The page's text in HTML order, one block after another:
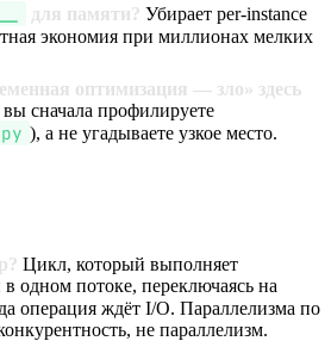
для памяти? Убирает per-instance
экономия при миллионах мелких
оптимизация — зло» здесь
сначала профилируете
), а не угадываете узкое место.
Цикл, который выполняет
одном потоке, переключаясь на
операция ждёт I/O. Параллелизма по
не параллелизм.